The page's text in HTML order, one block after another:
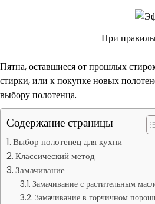
При
Пятна, оставшиеся от прошлых
стирки, или к покупке новых
выбору полотенца.
Содержание страницы
Выбор полотенец для кухни
Классический метод
Замачивание
Замачивание с растительным
Замачивание в горчичном